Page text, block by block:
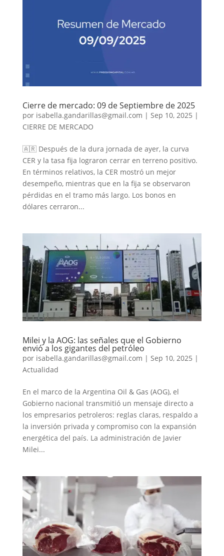
Cierre de mercado: 09 de Septiembre de 2025
por isabella.gandarillas@gmail.com | Sep 10, 2025 |
CIERRE DE MERCADO
🇦🇷 Después de la dura jornada de ayer, la curva
CER y la tasa fija lograron cerrar en terreno positivo.
En términos relativos, la CER mostró un mejor
desempeño, mientras que en la fija se observaron
pérdidas en el tramo más largo. Los bonos en
dólares cerraron...
Milei y la AOG: las señales que el Gobierno
envió a los gigantes del petróleo
por isabella.gandarillas@gmail.com | Sep 10, 2025 |
Actualidad
En el marco de la Argentina Oil & Gas (AOG), el
Gobierno nacional transmitió un mensaje directo a
los empresarios petroleros: reglas claras, respaldo a
la inversión privada y compromiso con la expansión
energética del país. La administración de Javier
Milei...